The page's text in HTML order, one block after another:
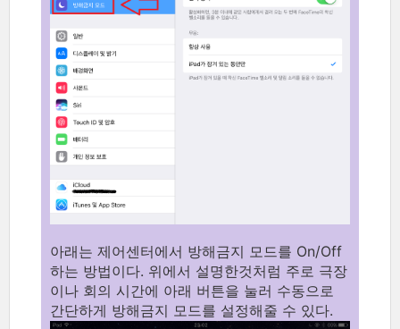
아래는 제어센터에서 방해금지 모드를 On/Off
하는 방법이다. 위에서 설명한것처럼 주로 극장
이나 회의 시간에 아래 버튼을 눌러 수동으로
간단하게 방해금지 모드를 설정해줄 수 있다.